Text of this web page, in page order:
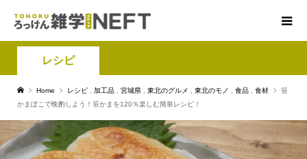
レシピ
Home レシピ 加工品 宮城県 東北のグルメ 東北のモノ 食品 食材
笹
かまぼこで晩酌しよう！笹かまを120％楽しむ簡単レシピ！